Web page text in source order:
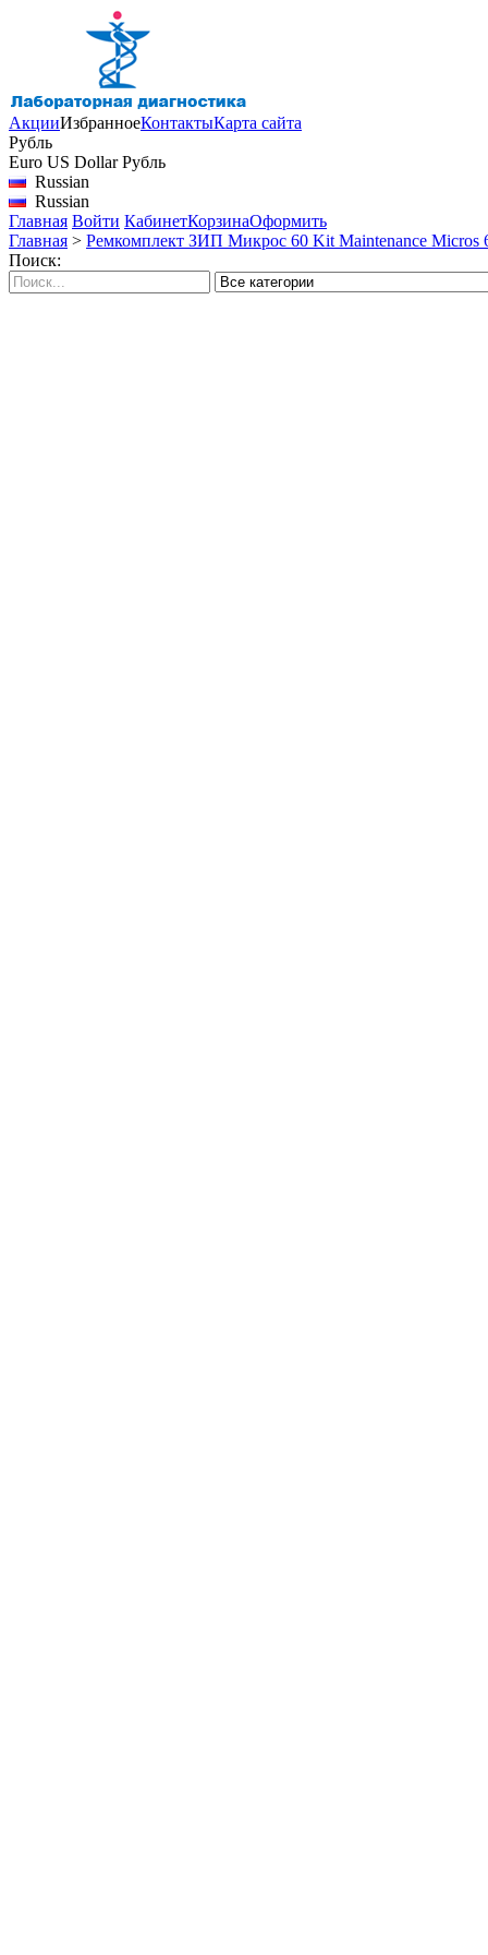
АкцииИзбранноеКонтактыКарта сайта
Рубль
Euro US Dollar Рубль
Russian
Russian
Главная Войти КабинетКорзинаОформить
Главная > Ремкомплект ЗИП Микрос 60 Kit Maintenance Micros
Поиск: